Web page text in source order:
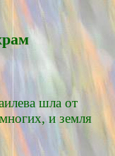
шла от
и земля